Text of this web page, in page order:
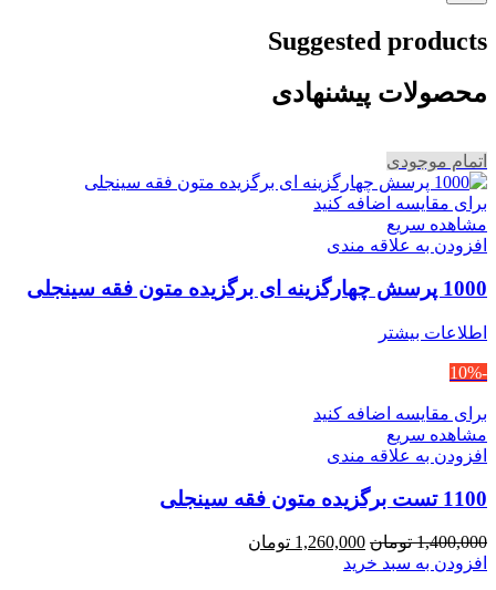
Suggested products
محصولات پیشنهادی
اتمام موجودی
برای مقایسه اضافه کنید
مشاهده سریع
افزودن به علاقه مندی
1000 پرسش چهارگزینه ای برگزیده متون فقه سینجلی
اطلاعات بیشتر
-10%
برای مقایسه اضافه کنید
مشاهده سریع
افزودن به علاقه مندی
1100 تست برگزیده متون فقه سینجلی
1,400,000 تومان قیمت
اصلی
1,260,000 تومان
افزودن به سبد خرید